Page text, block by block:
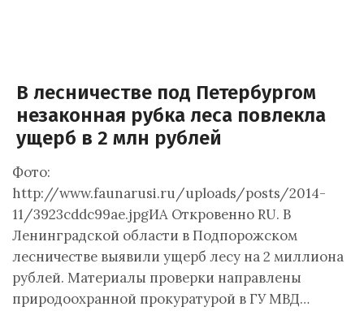
В лесничестве под Петербургом
незаконная рубка леса повлекла
ущерб в 2 млн рублей
Фото:
http://www.faunarusi.ru/uploads/posts/2014-
11/3923cddc99ae.jpgИА Откровенно RU. В
Ленинградской области в Подпорожском
лесничестве выявили ущерб лесу на 2 миллиона
рублей. Материалы проверки направлены
природоохранной прокуратурой в ГУ МВД…